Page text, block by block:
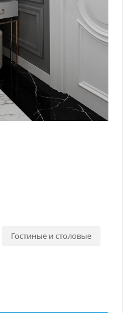
Гостиные и столовые